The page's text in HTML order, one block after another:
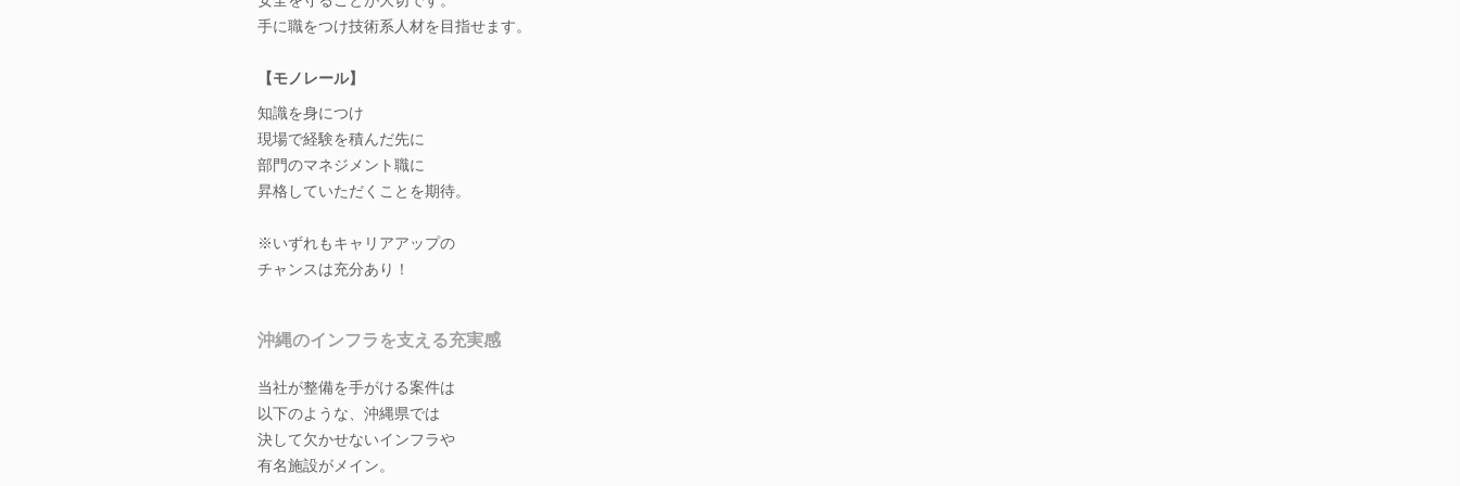
手に職をつけ技術系人材を目指せます。
【モノレール】
知識を身につけ
現場で経験を積んだ先に
部門のマネジメント職に
昇格していただくことを期待。
※いずれもキャリアアップの
チャンスは充分あり！
沖縄のインフラを支える充実感
当社が整備を手がける案件は
以下のような、沖縄県では
決して欠かせないインフラや
有名施設がメイン。